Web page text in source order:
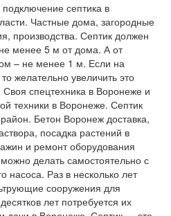
септика в
Частные дома, загородные
производства. Септик должен
менее 5 м от дома. А от
– не менее 1 м. Если на
желательно увеличить это
спецтехника в Воронеже и
техники в Воронеже. Септик
Бетон Воронеж доставка,
посадка растений в
и ремонт оборудования
делать самостоятельно с
насоса. Раз в несколько лет
сооружения для
лет потребуется их